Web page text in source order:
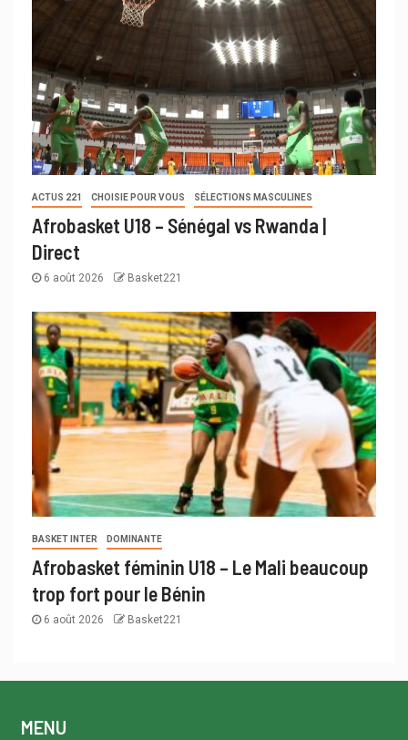
ACTUS 221 CHOISIE POUR VOUS SÉLECTIONS MASCULINES
Afrobasket U18 – Sénégal vs Rwanda |
Direct
6 août 2026 Basket221
BASKET INTER DOMINANTE
Afrobasket féminin U18 – Le Mali beaucoup
trop fort pour le Bénin
6 août 2026 Basket221
MENU